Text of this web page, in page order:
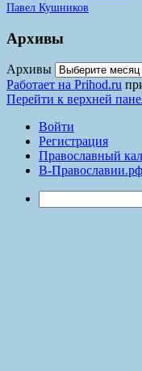
Павел Кушников
Архивы
Архивы
Работает на Prihod.ru
Перейти к верхней
Войти
Регистрация
Православный
В-Православии.рф